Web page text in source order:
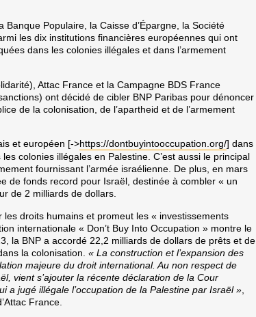
Populaire, la Caisse d’Épargne, la Société
les dix institutions financières européennes qui ont
dans les colonies illégales et dans l’armement
Attac France et la Campagne BDS France
ont décidé de cibler BNP Paribas pour dénoncer
de la colonisation, de l’apartheid et de l’armement
et européen [->https://dontbuyintooccupation.org/] dans
colonies illégales en Palestine. C’est aussi le principal
fournissant l’armée israélienne. De plus, en mars
de fonds record pour Israël, destinée à combler « un
de 2 milliards de dollars.
droits humains et promeut les « investissements
internationale « Don’t Buy Into Occupation » montre le
la BNP a accordé 22,2 milliards de dollars de prêts et de
la colonisation.« La construction et l’expansion des
majeure du droit international. Au non respect de
vient s’ajouter la récente déclaration de la Cour
a jugé illégale l’occupation de la Palestine par Israël »
France.